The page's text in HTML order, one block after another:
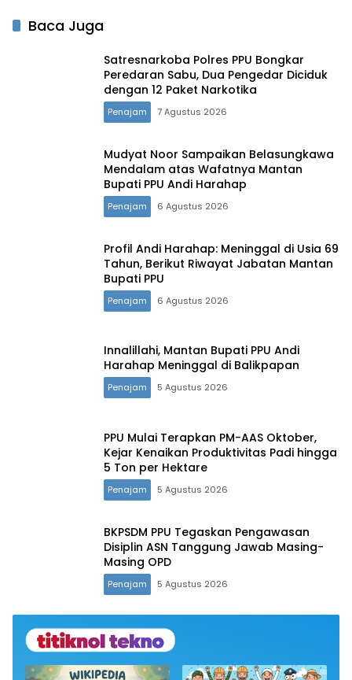
Baca Juga
Satresnarkoba Polres PPU Bongkar
Peredaran Sabu, Dua Pengedar Diciduk
dengan 12 Paket Narkotika
Penajam 7 Agustus 2026
Mudyat Noor Sampaikan Belasungkawa
Mendalam atas Wafatnya Mantan
Bupati PPU Andi Harahap
Penajam 6 Agustus 2026
Profil Andi Harahap: Meninggal di Usia 69
Tahun, Berikut Riwayat Jabatan Mantan
Bupati PPU
Penajam 6 Agustus 2026
Innalillahi, Mantan Bupati PPU Andi
Harahap Meninggal di Balikpapan
Penajam 5 Agustus 2026
PPU Mulai Terapkan PM-AAS Oktober,
Kejar Kenaikan Produktivitas Padi hingga
5 Ton per Hektare
Penajam 5 Agustus 2026
BKPSDM PPU Tegaskan Pengawasan
Disiplin ASN Tanggung Jawab Masing-
Masing OPD
Penajam 5 Agustus 2026